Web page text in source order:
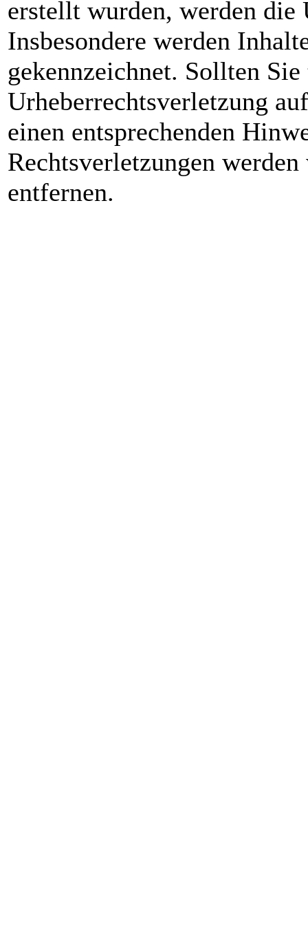
erstellt wurden, werden die
Insbesondere werden
gekennzeichnet. Sollten
Urheberrechtsverletzung
einen entsprechenden
Rechtsverletzungen
entfernen.